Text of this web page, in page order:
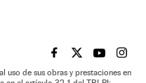
EL PAÍS BRASIL EN
EL PAÍSEL PAÍS
EL
uso de sus obras y prestaciones en